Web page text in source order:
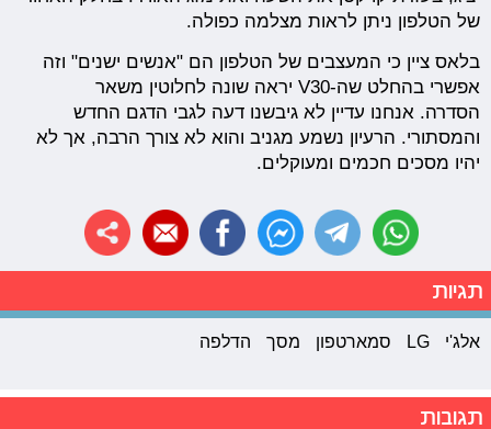
של הטלפון ניתן לראות מצלמה כפולה.
בלאס ציין כי המעצבים של הטלפון הם "אנשים ישנים" וזה
אפשרי בהחלט שה-V30 יראה שונה לחלוטין משאר
הסדרה. אנחנו עדיין לא גיבשנו דעה לגבי הדגם החדש
והמסתורי. הרעיון נשמע מגניב והוא לא צורך הרבה, אך לא
יהיו מסכים חכמים ומעוקלים.
תגיות
אלג'י LG סמארטפון מסך הדלפה
תגובות